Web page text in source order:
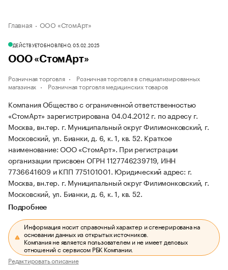
Главная ООО «СтомАрт»
ДЕЙСТВУЕТОБНОВЛЕНО, 05.02.2025
ООО «СтомАрт»
Розничная торговля
Розничная торговля в специализированных
магазинах
Розничная торговля медицинских товаров
Компания Общество с ограниченной ответственностью
«СтомАрт» зарегистрирована 04.04.2012 г. по адресу г.
Москва, вн.тер. г. Муниципальный округ Филимонковский, г.
Московский, ул. Бианки, д. 6, к. 1, кв. 52. Краткое
наименование: ООО «СтомАрт». При регистрации
организации присвоен ОГРН 1127746239719, ИНН
7736641609 и КПП 775101001. Юридический адрес: г.
Москва, вн.тер. г. Муниципальный округ Филимонковский, г.
Московский, ул. Бианки, д. 6, к. 1, кв. 52.
Подробнее
Информация носит справочный характер и сгенерирована на
основании данных из открытых источников.
Компания не является пользователем и не имеет деловых
отношений с сервисом РБК Компании.
Редактировать описание